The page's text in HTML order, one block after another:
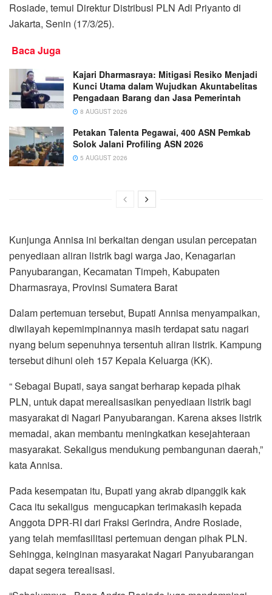
Rosiade, temui Direktur Distribusi PLN Adi Priyanto di
Jakarta, Senin (17/3/25).
Baca Juga
Kajari Dharmasraya: Mitigasi Resiko Menjadi
Kunci Utama dalam Wujudkan Akuntabelitas
Pengadaan Barang dan Jasa Pemerintah
8 AUGUST 2026
Petakan Talenta Pegawai, 400 ASN Pemkab
Solok Jalani Profiling ASN 2026
5 AUGUST 2026
Kunjunga Annisa ini berkaitan dengan usulan percepatan
penyediaan aliran listrik bagi warga Jao, Kenagarian
Panyubarangan, Kecamatan Timpeh, Kabupaten
Dharmasraya, Provinsi Sumatera Barat
Dalam pertemuan tersebut, Bupati Annisa menyampaikan,
diwilayah kepemimpinannya masih terdapat satu nagari
nyang belum sepenuhnya tersentuh aliran listrik. Kampung
tersebut dihuni oleh 157 Kepala Keluarga (KK).
“ Sebagai Bupati, saya sangat berharap kepada pihak
PLN, untuk dapat merealisasikan penyediaan listrik bagi
masyarakat di Nagari Panyubarangan. Karena akses listrik
memadai, akan membantu meningkatkan kesejahteraan
masyarakat. Sekaligus mendukung pembangunan daerah,”
kata Annisa.
Pada kesempatan itu, Bupati yang akrab dipanggik kak
Caca itu sekaligus mengucapkan terimakasih kepada
Anggota DPR-RI dari Fraksi Gerindra, Andre Rosiade,
yang telah memfasilitasi pertemuan dengan pihak PLN.
Sehingga, keinginan masyarakat Nagari Panyubarangan
dapat segera terealisasi.